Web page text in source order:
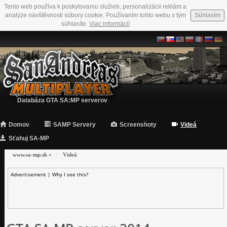
Tento web používa k poskytovaniu služieb, personalizácii reklám a
analýze návštěvnosti súbory cookie. Používaním tohto webu s tým
súhlasíte. Viac informácií
Súhlasím
Databáza GTA SA:MP serverov
Domov SAMP Servery Screenshoty
Videá
Sťahuj SA-MP
www.sa-mp.sk » Videá
Advertisement | Why I see this?